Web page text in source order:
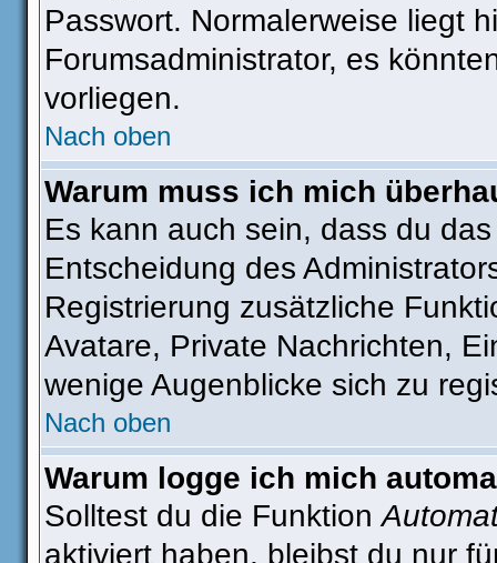
Passwort. Normalerweise liegt
Forumsadministrator, es
vorliegen.
Nach oben
Warum muss ich mich
Es kann auch sein, dass du
Entscheidung des
Registrierung zusätzliche
Avatare, Private Nachrichten,
wenige Augenblicke sich zu
Nach oben
Warum logge ich mich
Solltest du die Funktion
aktiviert haben, bleibst du nur